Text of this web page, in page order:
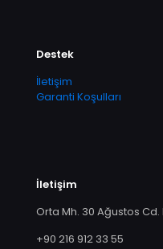
Destek
İletişim
Garanti Koşulları
İletişim
Orta Mh. 30 Ağustos
+90 216 912 33 55